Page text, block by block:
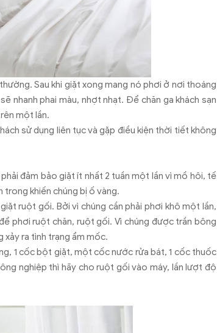
Sau khi giặt xong mang nó phơi ở nơi thoáng
nhanh phai màu, nhợt nhạt. Để chăn ga khách sạn
một lần.
sử dụng liên tục và gặp điều kiện thời tiết không
đảm bảo giặt ít nhất 2 tuần một lần vì mồ hôi, tế
khiến chúng bị ố vàng.
ruột gối. Bởi vì chúng cần phải phơi khô một lần,
phơi ruột chăn, ruột gối. Vì chúng được trần bông
xảy ra tình trạng ẩm mốc.
1 cốc bột giặt, một cốc nước rửa bát, 1 cốc thuốc
nghiệp thì hãy cho ruột gối vào máy, lần lượt độ